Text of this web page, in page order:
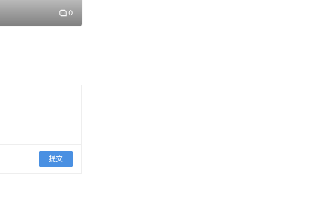
0
提交